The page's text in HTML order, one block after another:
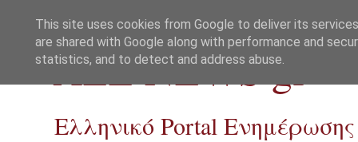
ALL NEWS gr
Ελληνικό Portal Ενημέρωσης
This site uses cookies from Google to deliver its
are shared with Google along with performance and
statistics, and to detect and address abuse.